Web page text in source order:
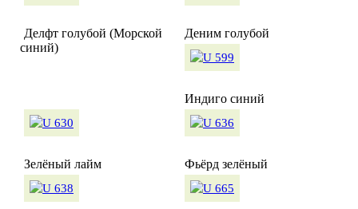
Делфт голубой (Морской
синий)
Деним голубой
Индиго синий
Зелёный лайм Фьёрд зелёный